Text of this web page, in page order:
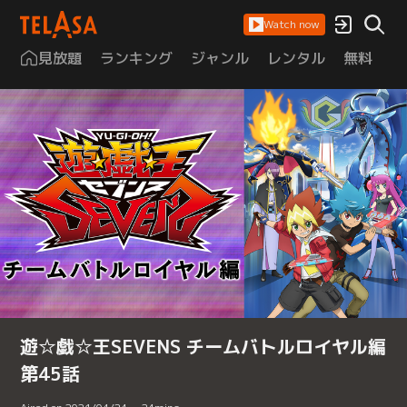
Watch now
見放題 ランキング ジャンル レンタル 無料
遊☆戯☆王SEVENS チームバトルロイヤル編
第45話